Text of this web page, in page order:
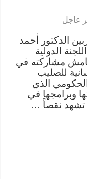
عاجل
الدكتور أحمد
الدولية
مشاركته في
للصليب
الحكومي الذي
وبرامجها في
تشهد نقصاً …